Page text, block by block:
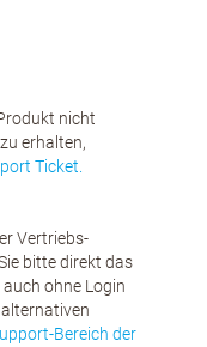
nicht
erhalten,
Ticket.
Vertriebs-
bitte direkt das
auch ohne Login
Bereich der